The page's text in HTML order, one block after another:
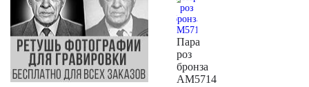
Пара
роз
бронза
AM5714